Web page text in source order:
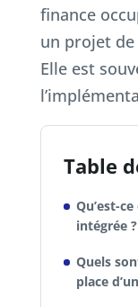
finance
un projet
Elle est
Table
Qu’est-
intégrée ?
Quels
place